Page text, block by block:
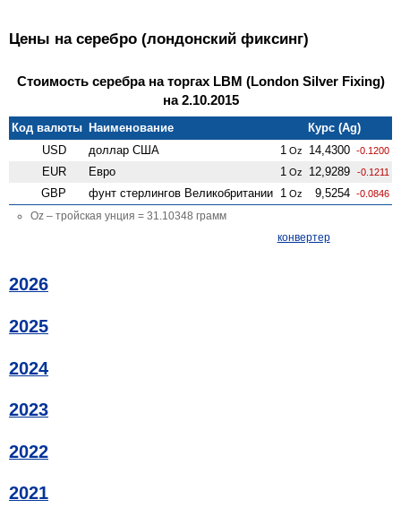
Цены на серебро (лондонский фиксинг)
Стоимость серебра на торгах LBM (London Silver Fixing)
на 2.10.2015
Код валюты Наименование
Курс (Ag)
USD
доллар США 1 Oz 14,4300 -0.1200
EUR Евро 1 Oz 12,9289 -0.1211
GBP фунт стерлингов Велико­британии 1 Oz 9,5254 -0.0846
Oz – тройская унция = 31.10348 грамм
конвертер
2026
2025
2024
2023
2022
2021